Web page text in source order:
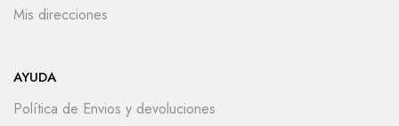
Mis direcciones
AYUDA
Política de Envios y devoluciones